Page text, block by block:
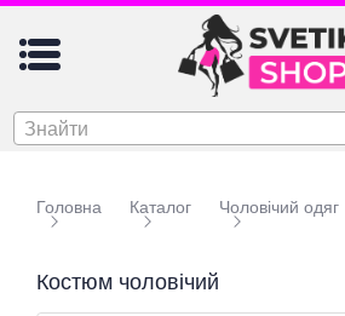
Знайти
Головна Каталог Чоловічий одяг
Костюм чоловічий